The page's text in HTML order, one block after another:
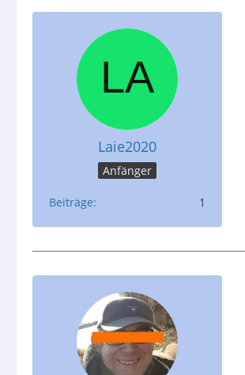
Laie2020
Anfänger
Beiträge 1